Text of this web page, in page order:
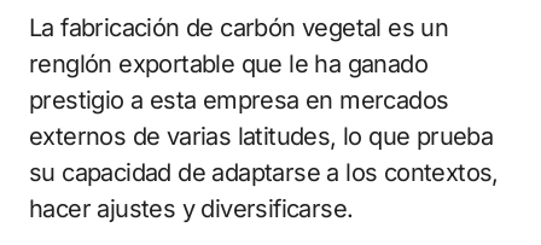
La fabricación de carbón vegetal es un
renglón exportable que le ha ganado
prestigio a esta empresa en mercados
externos de varias latitudes, lo que prueba
su capacidad de adaptarse a los contextos,
hacer ajustes y diversificarse.